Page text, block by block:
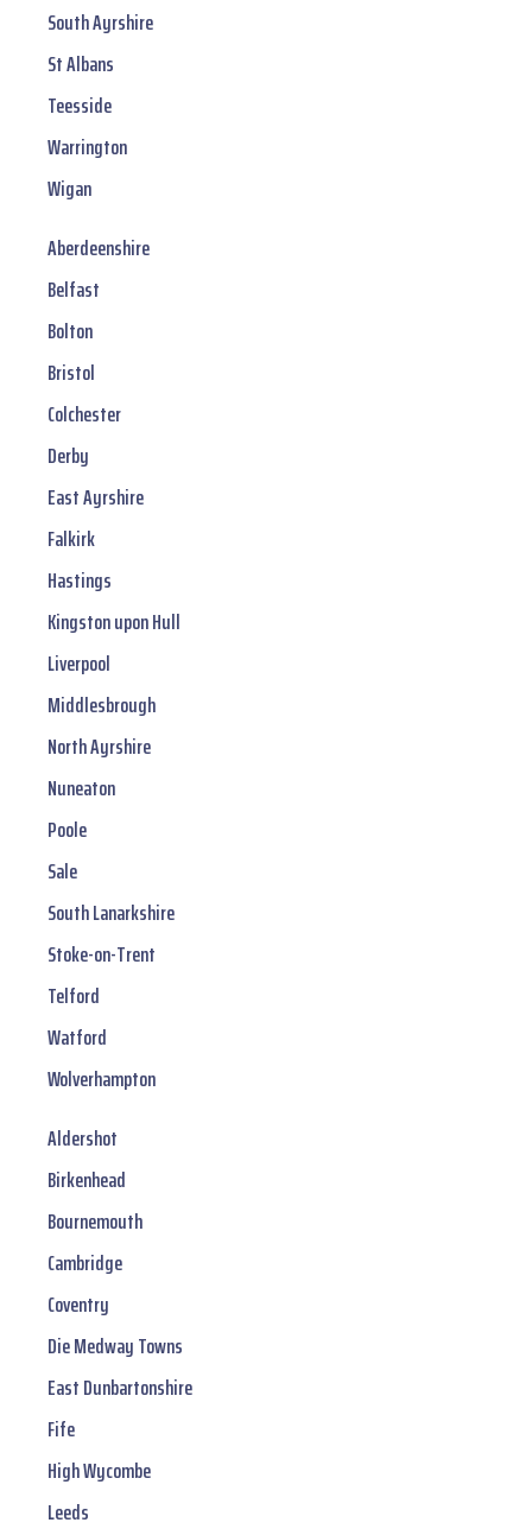
South Ayrshire
St Albans
Teesside
Warrington
Wigan
Aberdeenshire
Belfast
Bolton
Bristol
Colchester
Derby
East Ayrshire
Falkirk
Hastings
Kingston upon Hull
Liverpool
Middlesbrough
North Ayrshire
Nuneaton
Poole
Sale
South Lanarkshire
Stoke-on-Trent
Telford
Watford
Wolverhampton
Aldershot
Birkenhead
Bournemouth
Cambridge
Coventry
Die Medway Towns
East Dunbartonshire
Fife
High Wycombe
Leeds